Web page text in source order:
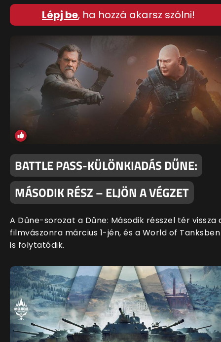
Lépj be, ha hozzá akarsz szólni!
BATTLE PASS-KÜLÖNKIADÁS DŰNE:
MÁSODIK RÉSZ – ELJÖN A VÉGZET
A Dűne-sorozat a Dűne: Második résszel tér vissza
filmvászonra március 1-jén, és a World of Tanksben
is folytatódik.